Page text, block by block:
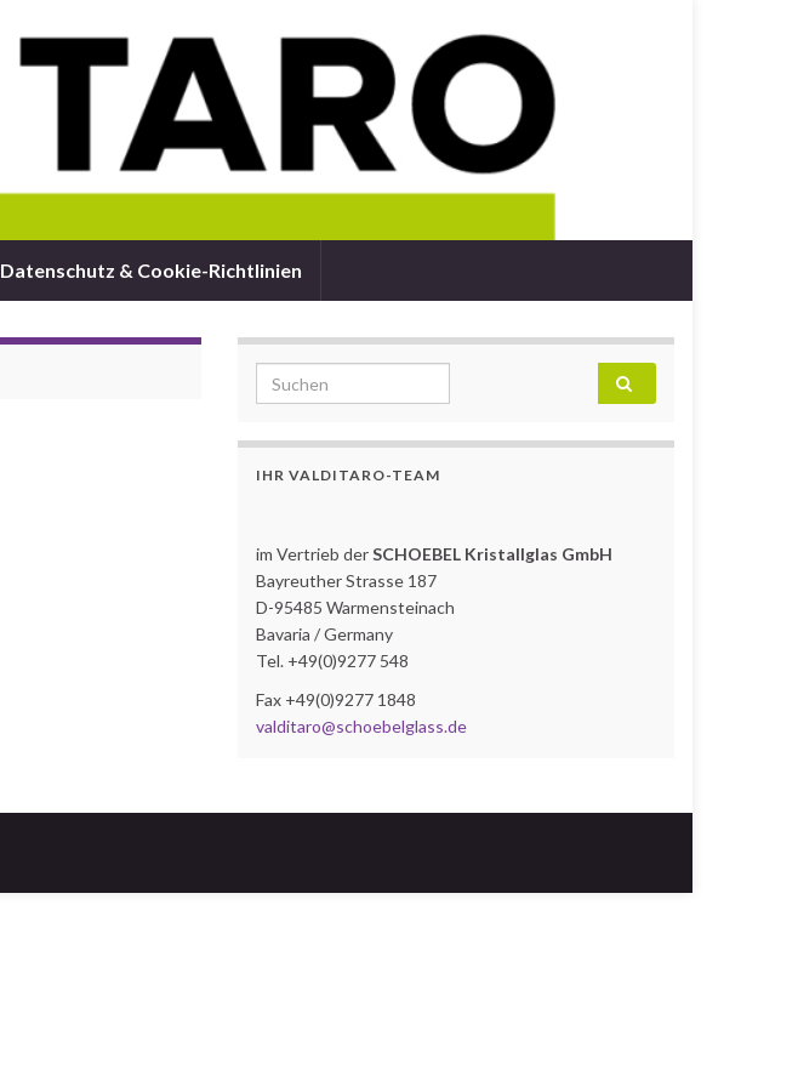
Datenschutz & Cookie-Richtlinien
Search for:
IHR VALDITARO-TEAM
im Vertrieb derSCHOEBEL Kristallglas GmbH
Bayreuther Strasse 187
D-95485 Warmensteinach
Bavaria / Germany
Tel. +49(0)9277 548
Fax +49(0)9277 1848
valditaro@schoebelglass.de